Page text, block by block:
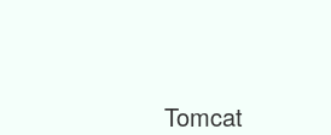
Tomcat